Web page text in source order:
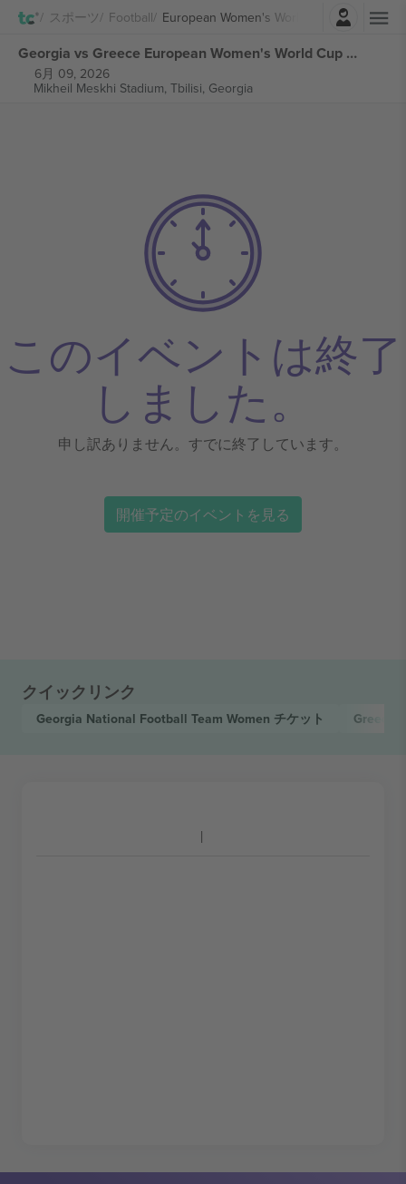
スポーツ Football European Women's World Cup 2027
ログイン
Georgia vs Greece European Women's World Cup 2027 Qualifiers チケット
6月 09, 2026
Mikheil Meskhi Stadium, Tbilisi, Georgia
このイベントは終了
しました。
申し訳ありません。すでに終了しています。
開催予定のイベントを見る
クイックリンク
Georgia National Football Team Women チケット Greece